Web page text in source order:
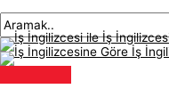
atla
menü
gönderisi
İ
ş
İ
n
A
r
a
m